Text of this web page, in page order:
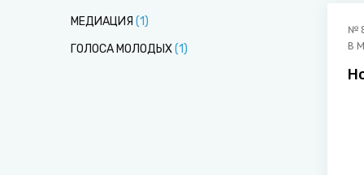
МЕДИАЦИЯ (1)
ГОЛОСА МОЛОДЫХ(1)
№
В